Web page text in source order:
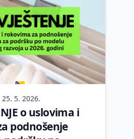
25. 5. 2026.
o uslovima i
podnošenje